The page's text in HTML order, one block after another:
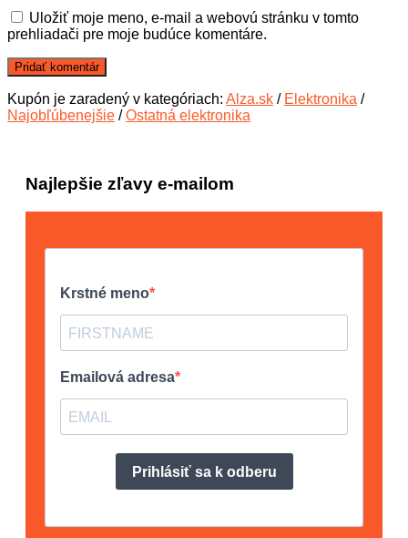
Uložiť moje meno, e-mail a webovú stránku v tomto
prehliadači pre moje budúce komentáre.
Kupón je zaradený v kategóriach: Alza.sk / Elektronika /
Najobľúbenejšie /Ostatná elektronika
Najlepšie zľavy e-mailom